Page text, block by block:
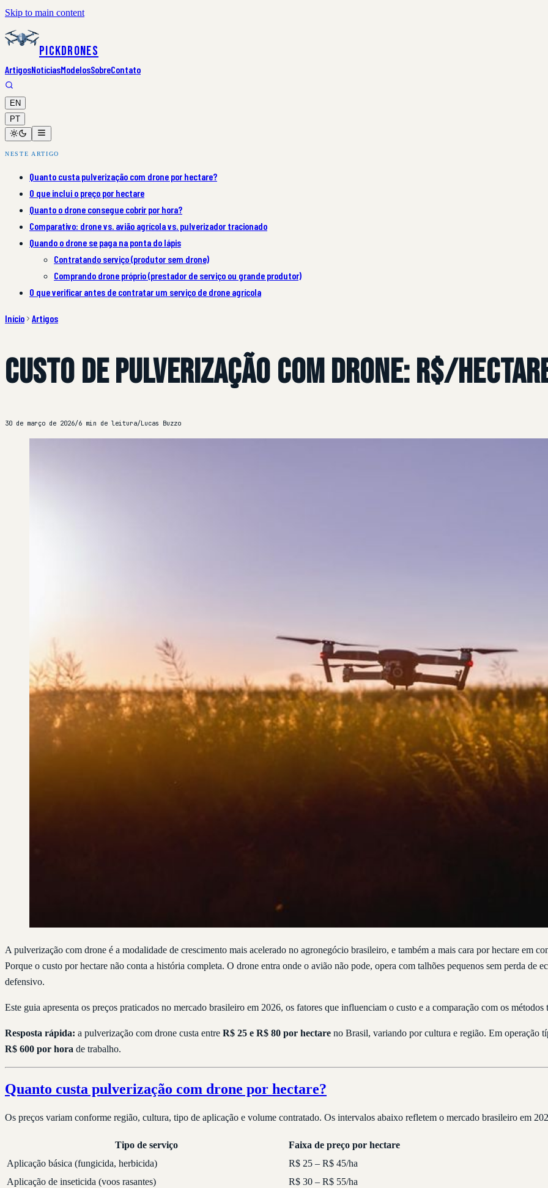
Skip to main content
PickDrones
ArtigosNotíciasModelosSobreContato
EN
PT
NESTE ARTIGO
Quanto custa pulverização com drone por hectare?
O que inclui o preço por hectare
Quanto o drone consegue cobrir por hora?
Comparativo: drone vs. avião agrícola vs. pulverizador tracionado
Quando o drone se paga na ponta do lápis
Contratando serviço (produtor sem drone)
Comprando drone próprio (prestador de serviço ou grande produtor)
O que verificar antes de contratar um serviço de drone agrícola
Início Artigos
Custo de Pulverização com Drone: R$/
30 de março de 2026/6 min de leitura/Lucas Buzzo
A pulverização com drone é a modalidade de crescimento mais acelerado no agronegócio brasileiro, e também a mais cara por hectare em
Porque o custo por hectare não conta a história completa. O drone entra onde o avião não pode, opera com talhões pequenos sem perda de
defensivo.
Este guia apresenta os preços praticados no mercado brasileiro em 2026, os fatores que influenciam o custo e a comparação com os métodos
Resposta rápida: a pulverização com drone custa entre R$ 25 e R$ 80 por hectare no Brasil, variando por cultura e região. Em operação
R$ 600 por hora de trabalho.
Quanto custa pulverização com drone por hectare?
Os preços variam conforme região, cultura, tipo de aplicação e volume contratado. Os intervalos abaixo refletem o mercado brasileiro em
Tipo de serviço
Faixa de preço por hectare
Aplicação básica (fungicida, herbicida)
R$ 25 – R$ 45/ha
Aplicação de inseticida (voos rasantes)
R$ 30 – R$ 55/ha